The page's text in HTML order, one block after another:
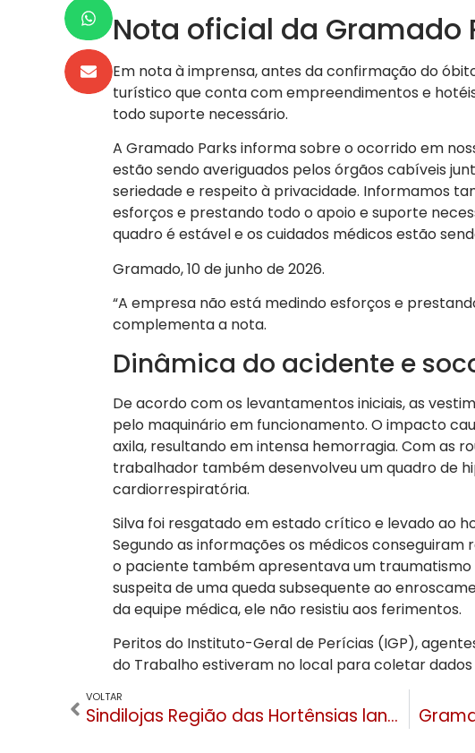
Nota oficial da Gramado
Em nota à imprensa, antes da confirmação do
turístico que conta com empreendimentos e
todo suporte necessário.
A Gramado Parks informa sobre o ocorrido em
estão sendo averiguados pelos órgãos cabíveis
seriedade e respeito à privacidade. Informamos
esforços e prestando todo o apoio e suporte
quadro é estável e os cuidados médicos estão
Gramado, 10 de junho de 2026.
“A empresa não está medindo esforços e
complementa a nota.
Dinâmica do acidente e
De acordo com os levantamentos iniciais, as
pelo maquinário em funcionamento. O impacto
axila, resultando em intensa hemorragia. Com as
trabalhador também desenvolveu um quadro de
cardiorrespiratória.
Silva foi resgatado em estado crítico e levado ao
Segundo as informações os médicos
o paciente também apresentava um
suspeita de uma queda subsequente ao
da equipe médica, ele não resistiu aos ferimentos.
Peritos do Instituto-Geral de Perícias (IGP),
do Trabalho estiveram no local para coletar
VOLTAR
Sindilojas Região das Hortênsias lança calendário de eventos para o segundo semestre de 2026